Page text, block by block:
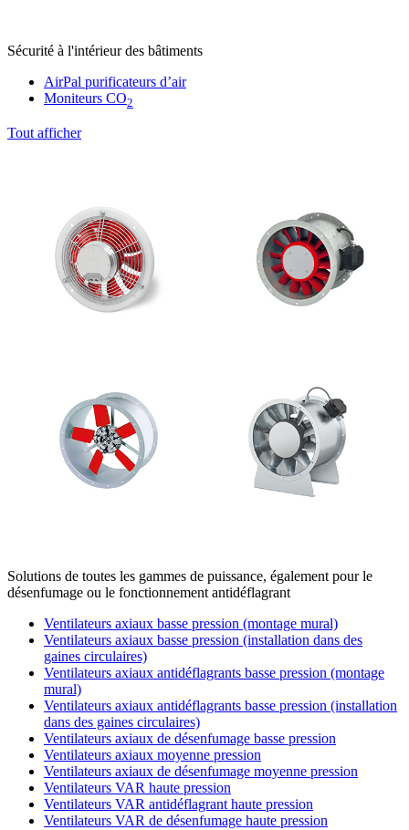
Sécurité à l'intérieur des bâtiments
AirPal purificateurs d’air
Moniteurs CO2
Tout afficher
Solutions de toutes les gammes de puissance, également pour le
désenfumage ou le fonctionnement antidéflagrant
Ventilateurs axiaux basse pression (montage mural)
Ventilateurs axiaux basse pression (installation dans des
gaines circulaires)
Ventilateurs axiaux antidéflagrants basse pression (montage
mural)
Ventilateurs axiaux antidéflagrants basse pression (installation
dans des gaines circulaires)
Ventilateurs axiaux de désenfumage basse pression
Ventilateurs axiaux moyenne pression
Ventilateurs axiaux de désenfumage moyenne pression
Ventilateurs VAR haute pression
Ventilateurs VAR antidéflagrant haute pression
Ventilateurs VAR de désenfumage haute pression